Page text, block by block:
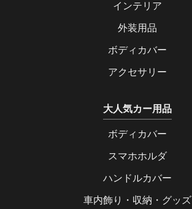
インテリア
外装用品
ボディカバー
アクセサリー
大人気カー用品
ボディカバー
スマホホルダ
ハンドルカバー
車内飾り・収納・グッズ